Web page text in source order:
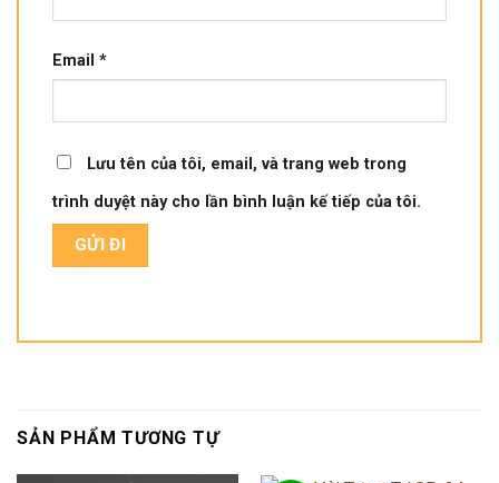
Email *
Lưu tên của tôi, email, và trang web trong
trình duyệt này cho lần bình luận kế tiếp của tôi.
SẢN PHẨM TƯƠNG TỰ